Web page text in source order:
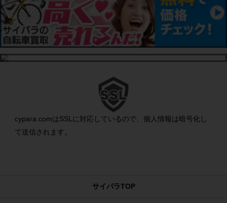
cypara.comはSSLに対応しているので、個人情報は暗号化し
て送信されます。
サイパラTOP